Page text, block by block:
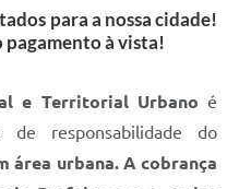
para a nossa cidade!
pagamento à vista!
e Territorial Urbano é
responsabilidade do
área urbana. A cobrança